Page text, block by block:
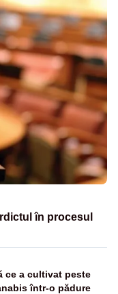
în procesul
ce a cultivat peste
într-o pădure